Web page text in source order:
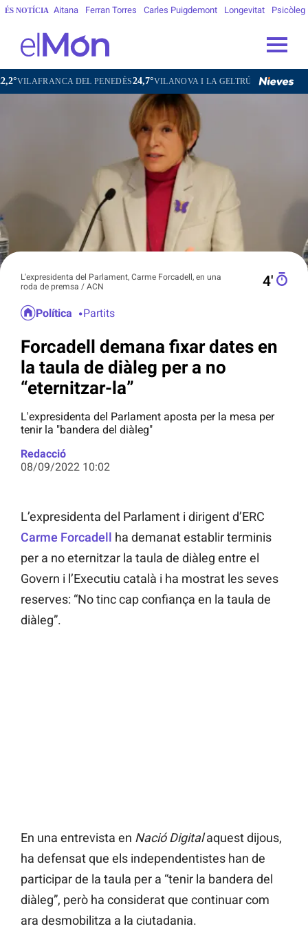
ÉS NOTÍCIA Aitana Ferran Torres Carles Puigdemont Longevitat Psicòleg
DEL PENEDÈS24,7°VILANOVA I LA GELTRÚ26,5° LA SEU D'URGELL17,7°
L'expresidenta del Parlament, Carme Forcadell, en una
roda de premsa / ACN
4′
Política Partits
Forcadell demana fixar dates en
la taula de diàleg per a no
“eternitzar-la”
L'expresidenta del Parlament aposta per la mesa per
tenir la "bandera del diàleg"
Redacció
08/09/2022 10:02
L’expresidenta del Parlament i dirigent d’ERC
Carme Forcadell ha demanat establir terminis
per a no eternitzar la taula de diàleg entre el
Govern i l’Executiu català i ha mostrat les seves
reserves: “No tinc cap confiança en la taula de
diàleg”.
En una entrevista en Nació Digitalaquest dijous,
ha defensat que els independentistes han de
participar de la taula per a “tenir la bandera del
diàleg”, però ha considerat que continuar com
ara desmobilitza a la ciutadania.